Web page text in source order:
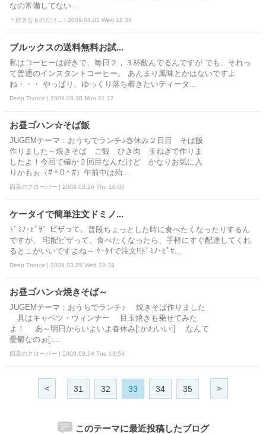
なの常備してない...
＊好きなものだけ... | 2009.04.01 Wed 18:34
ブルックスの送料無料お試...
私はコーヒーは好きで、毎日２，３杯飲んでるんですが でも、それっ
て普通のインスタントコーヒー。 あんまり風味とかはないですよ
ね・・・ やっぱり、ゆっくり落ち着きたいティータ...
Deep Trance | 2009.03.30 Mon 21:17
お昼ゴハン☆そば飯
JUGEMテーマ：おうちでランチ♪春休み２日目 そば飯
作りました～焼きそば ご飯 ひき肉 玉ねぎで作りま
したよ！今回で確か２回目なんだけど かなりお気に入
りかもぉ（#＾0＾#）午前中は殆...
四葉のクローバー | 2009.03.26 Thu 16:05
ケータイで簡単注文ドミノ...
ﾄﾞﾐﾉ･ﾋﾟｻﾞ ピザって、普段ちょっとした時に食べたくなったりするん
ですが、 宅配ピザって、食べたくなったら、手軽にすぐ配達してくれ
るとこがいいですよね～ ｹｰﾀｲで注文!!ﾄﾞﾐﾉ･ﾋﾟｻ...
Deep Trance | 2009.03.25 Wed 18:33
お昼ゴハン☆焼きそば～
JUGEMテーマ：おうちでランチ♪ 焼きそば作りました
具はキャベツ・ウィンナー 目玉焼きも乗せてみた
よ！ あ～明日からいよいよ春休み[:かわいい:] なんて
憂鬱なのぉ[:...
四葉のクローバー | 2009.03.24 Tue 13:54
< 31 32 33 34 35 >
このテーマに最近投稿したブログ